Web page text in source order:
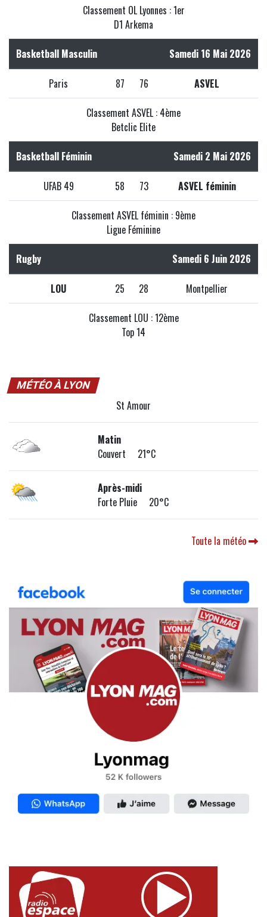
Classement OL Lyonnes : 1er
D1 Arkema
Basketball Masculin Samedi 16 Mai 2026
Paris 87 76 ASVEL
Classement ASVEL : 4ème
Betclic Elite
Basketball Féminin Samedi 2 Mai 2026
UFAB 49 58 73 ASVEL féminin
Classement ASVEL féminin : 9ème
Ligue Féminine
Rugby Samedi 6 Juin 2026
LOU 25 28 Montpellier
Classement LOU : 12ème
Top 14
MÉTÉO À LYON
St Amour
Matin
Couvert 21°C
Après-midi
Forte Pluie 20°C
Toute la météo